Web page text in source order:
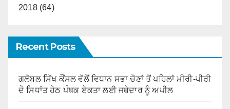
2018 (64)
Recent Posts
ਗਲੋਬਲ ਸਿੱਖ ਕੌਂਸਲ ਵੱਲੋਂ ਵਿਧਾਨ ਸਭਾ ਚੋਣਾਂ ਤੋਂ ਪਹਿਲਾਂ ਮੀਰੀ-ਪੀਰੀ
ਦੇ ਸਿਧਾਂਤ ਹੇਠ ਪੰਥਕ ਏਕਤਾ ਲਈ ਜਥੇਦਾਰ ਨੂੰ ਅਪੀਲ